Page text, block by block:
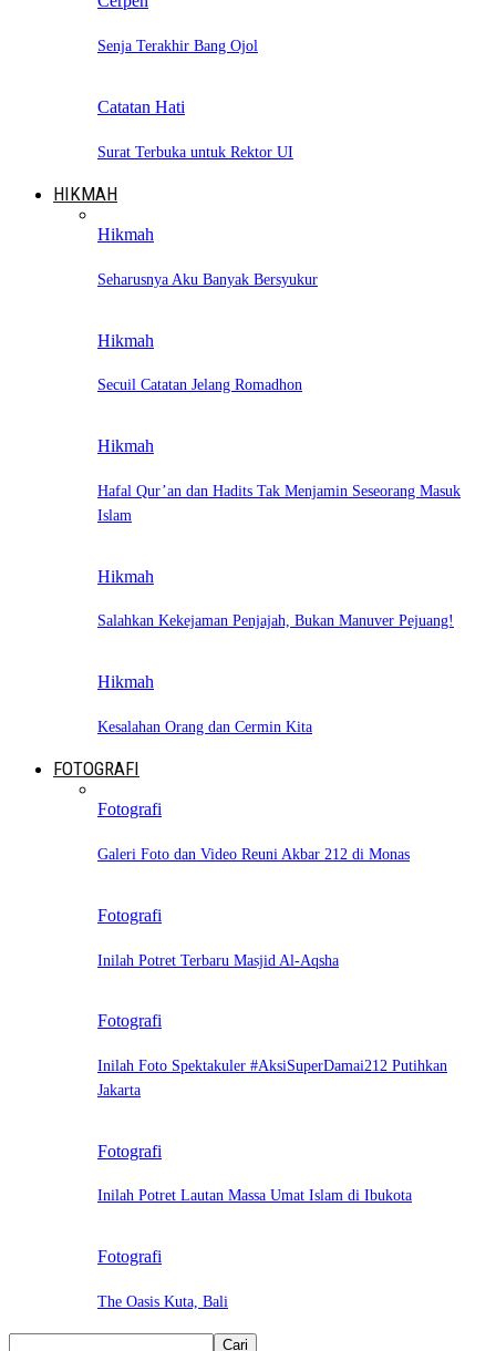
Senja Terakhir Bang Ojol
Catatan Hati
Surat Terbuka untuk Rektor UI
HIKMAH
Hikmah
Seharusnya Aku Banyak Bersyukur
Hikmah
Secuil Catatan Jelang Romadhon
Hikmah
Hafal Qur’an dan Hadits Tak Menjamin Seseorang Masuk
Islam
Hikmah
Salahkan Kekejaman Penjajah, Bukan Manuver Pejuang!
Hikmah
Kesalahan Orang dan Cermin Kita
FOTOGRAFI
Fotografi
Galeri Foto dan Video Reuni Akbar 212 di Monas
Fotografi
Inilah Potret Terbaru Masjid Al-Aqsha
Fotografi
Inilah Foto Spektakuler #AksiSuperDamai212 Putihkan
Jakarta
Fotografi
Inilah Potret Lautan Massa Umat Islam di Ibukota
Fotografi
The Oasis Kuta, Bali